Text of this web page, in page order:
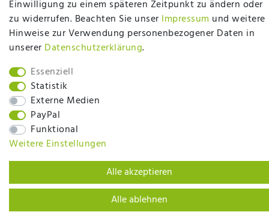
qualitativ hochwertige Produkte und eine solide
Fachberatung für Matratzen und andere
Bettwaren? Dann sind Sie bei uns genau richtig.
Ob online oder vor Ort im Fachgeschäft in
Ibbenbüren - wir beraten Sie gerne!
Mehr erfahren
Einwilligung zu einem späteren Zeitpunkt zu ändern oder
zu widerrufen. Beachten Sie unser Impressum und weitere
Hinweise zur Verwendung personenbezogener Daten in
unserer Daten­schutz­erklärung.
Essenziell
Statistik
Externe Medien
PayPal
Funktional
Weitere Einstellungen
Alle akzeptieren
Alle ablehnen
plentymarkets Template von
BACK TO TOP